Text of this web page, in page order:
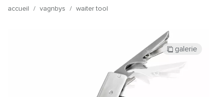
accueil / vagnbys / waiter tool
galerie